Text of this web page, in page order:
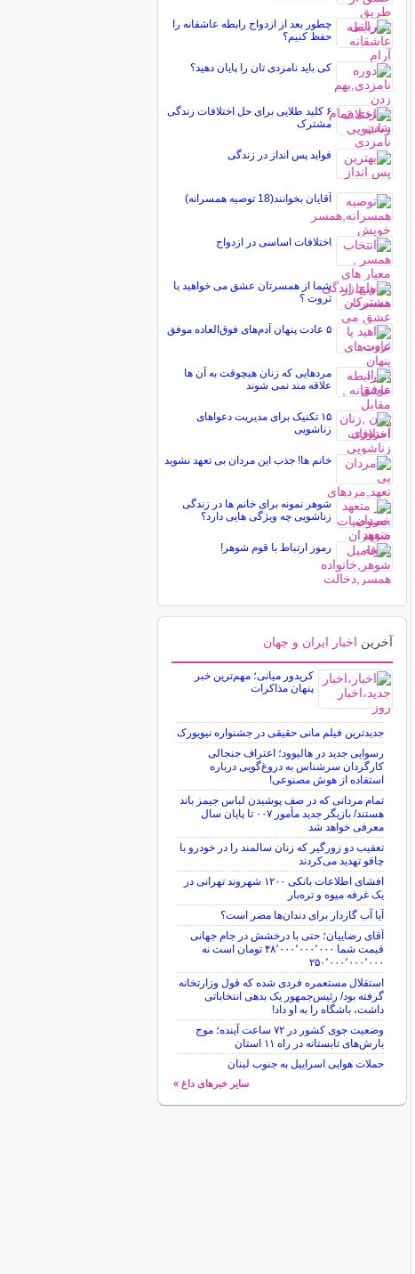
چطور بعد از ازدواج رابطه عاشقانه را
حفظ کنیم؟
کی باید نامزدی تان را پایان دهید؟
۶ کلید طلایی برای حل اختلافات زندگی
مشترک‏
فواید پس انداز در زندگی
آقايان بخوانند(18 توصيه همسرانه)
اختلافات اساسی در ازدواج
شما از همسرتان عشق می خواهید یا
ثروت ؟
۵ عادت پنهان آدم‌های فوق‌العاده موفق
مردهایی که زنان هیچوقت به آن ها
علاقه مند نمی شوند
۱۵ تکنیک برای مدیریت دعواهای
زناشویی
خانم ها! جذب این مردان بی تعهد نشوید
شوهر نمونه برای خانم ها در زندگی
زناشویی چه ویژگی هایی دارد؟
رموز ارتباط با قوم شوهر!
آخرین اخبار ایران و جهان
کریدور میانی؛ مهم‌ترین خبر
پنهان مذاکرات
جدیدترین فیلم مانی حقیقی در جشنواره نیویورک
رسوایی جدید در هالیوود؛ اعتراف جنجالی
کارگردان سرشناس به دروغ‌گویی درباره
استفاده از هوش مصنوعی!
تمام مردانی که در صف پوشیدن لباس جیمز باند
هستند/ بازیگر جدید مأمور ۰۰۷ تا پایان سال
معرفی خواهد شد
تعقیب دو زورگیر که زنان سالمند را در خودرو با
چاقو تهدید می‌کردند
افشای اطلاعات بانکی ۱۲۰۰ شهروند تهرانی در
یک غرفه میوه و تره‌بار
آیا آب گازدار برای دندان‌ها مضر است؟
آقای رضاییان؛ حتی با درخشش در جام جهانی
قیمت شما ۴۸٬۰۰۰٬۰۰۰٬۰۰۰ تومان است نه
۲۵۰٬۰۰۰٬۰۰۰٬۰۰۰
استقلال مستعمره فردی شده که قول وزارتخانه
گرفته بود/ رئیس‌جمهور یک بدهی انتخاباتی
داشت، باشگاه را به او داد!
وضعیت جوی کشور در ۷۲ ساعت آینده؛ موج
بارش‌های تابستانه در راه ۱۱ استان
حملات هوایی اسراییل به جنوب لبنان
سایر خبرهای داغ »